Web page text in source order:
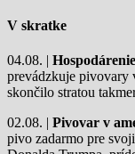
V skratke
04.08. |
prevádzkuje pivovary
skončilo stratou
02.08. | Pivovar v
pivo zadarmo pre